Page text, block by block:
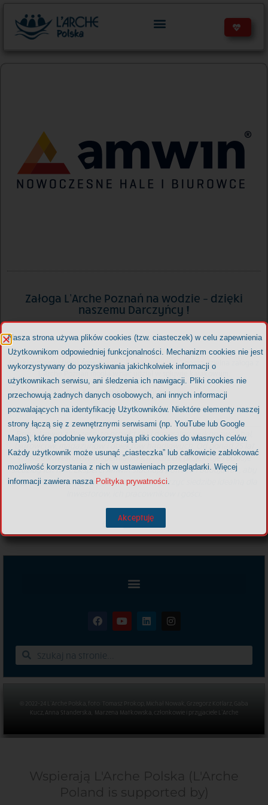
Załoga L’Arche Poznań na wodzie – dzięki
naszemu Darczyńcy !
Dzięki wsparciu firmy Amwin (https://www.amwin.pl/) nasza dzielna załoga z
L’Arche Poznań mogła wziąć udział w spływie kajakowym.
BYŁO WSPANIALE – DZIĘKUJEMY!
Firma Amwin z Wrześni to projektant i generalny wykonawca hal,
biurowców, magazynów i obiektów handlowych. Od ponad 25 lat
wspiera Inwestorów w spełnianiu ich marzeń, projektuje i buduje
siedziby ich firm. Eksperci Amwin słuchają potrzeb i budują tak, aby
zaspokoić potrzeby swoich Klientów i stworzyć siedzibę idealną dla
21 lipca, 2021
© 2022-24 L’Arche Polska, foto: Tomasz Prokop, Michał Nowak, Grzegorz Kotlarz, Gaba
Kucz, Anna Standerska, Marzena Matkowska, członkowie i przyjaciele L’Arche
Wspierają L'Arche Polska (L'Arche
Poland is supported by)
Nasza strona używa plików cookies (tzw. ciasteczek) w celu zapewnienia
Użytkownikom odpowiedniej funkcjonalności. Mechanizm cookies nie jest
wykorzystywany do pozyskiwania jakichkolwiek informacji o
użytkownikach serwisu, ani śledzenia ich nawigacji. Pliki cookies nie
przechowują żadnych danych osobowych, ani innych informacji
pozwalających na identyfikację Użytkowników. Niektóre elementy naszej
strony łączą się z zewnętrznymi serwisami (np. YouTube lub Google
Maps), które podobnie wykorzystują pliki cookies do własnych celów.
Każdy użytkownik może usunąć „ciasteczka” lub całkowicie zablokować
możliwość korzystania z nich w ustawieniach przeglądarki. Więcej
informacji zawiera nasza Polityka prywatności
Akceptuję